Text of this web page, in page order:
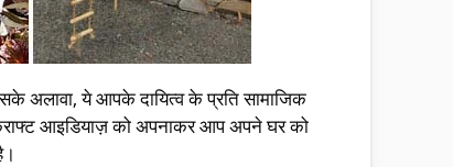
अलावा, ये आपके दायित्व के प्रति सामाजिक
आइडियाज़ को अपनाकर आप अपने घर को